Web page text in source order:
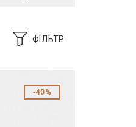
ФІЛЬТР
40%